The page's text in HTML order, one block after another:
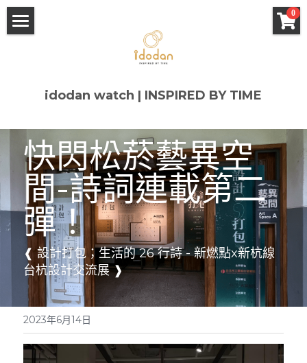
idodan watch | INSPIRED BY TIME
0
Sanyu 常玉 x idodan
微竹風景 x idodan
Shop
Q&A
Contact
快閃松菸藝異空
間-詩詞連載第二
彈！
❰ 設計打包；生活的 26 行詩 - 新燃點x新杭線
台杭設計交流展 ❱
2023年6月14日
×
商品分類